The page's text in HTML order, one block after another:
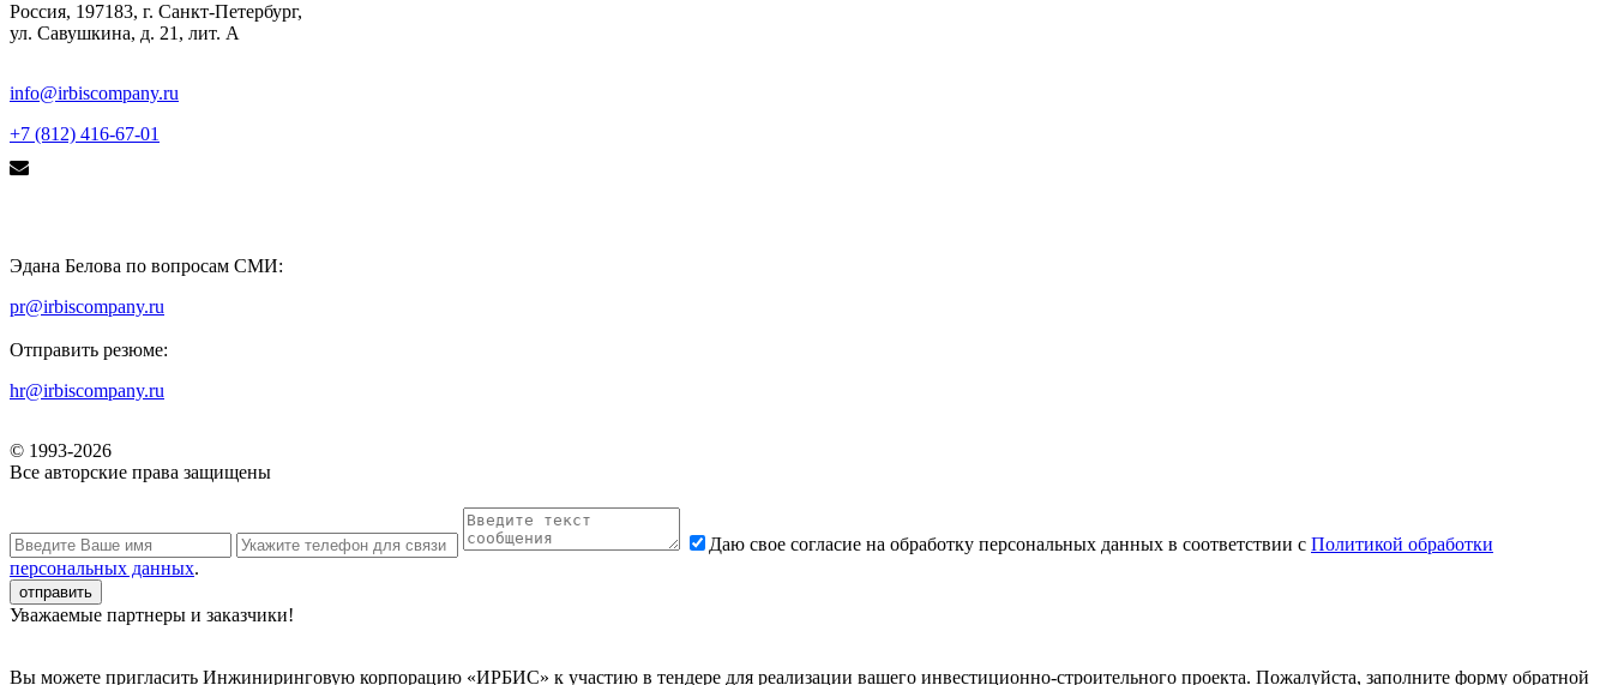
Россия, 197183, г. Санкт-Петербург,
ул. Савушкина, д. 21, лит. А
info@irbiscompany.ru
+7 (812) 416-67-01
Эдана Белова по вопросам СМИ:
pr@irbiscompany.ru
Отправить резюме:
hr@irbiscompany.ru
© 1993-2026
Все авторские права защищены
Даю свое согласие на обработку персональных данных в соответствии с Политикой обработки
персональных данных.
Уважаемые партнеры и заказчики!
Вы можете пригласить Инжиниринговую корпорацию «ИРБИС» к участию в тендере для реализации вашего инвестиционно-строительного проекта. Пожалуйста, заполните форму обратной